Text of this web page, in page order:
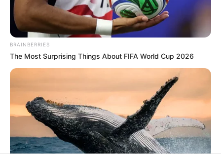
BRAINBERRIES
The Most Surprising Things About FIFA World Cup 2026